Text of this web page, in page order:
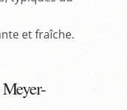
et fraîche.